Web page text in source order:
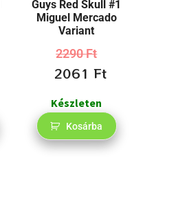
Guys Red Skull #1
Miguel Mercado
Variant
2290Ft
2061Ft
Készleten
Kosárba